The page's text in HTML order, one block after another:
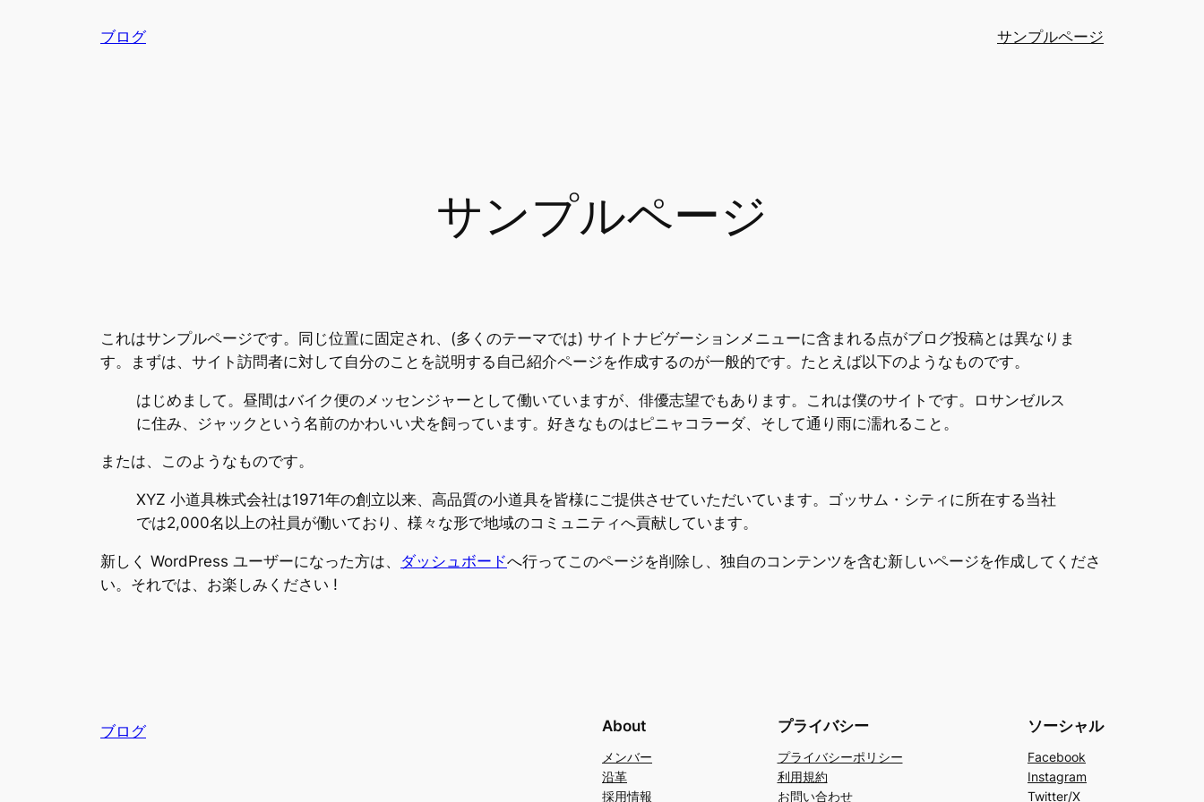
ブログ サンプルページ
サンプルページ
これはサンプルページです。同じ位置に固定され、(多くのテーマでは) サイトナビゲーションメニューに含まれる点がブログ投稿とは異なりま
す。まずは、サイト訪問者に対して自分のことを説明する自己紹介ページを作成するのが一般的です。たとえば以下のようなものです。
はじめまして。昼間はバイク便のメッセンジャーとして働いていますが、俳優志望でもあります。これは僕のサイトです。ロサンゼルス
に住み、ジャックという名前のかわいい犬を飼っています。好きなものはピニャコラーダ、そして通り雨に濡れること。
または、このようなものです。
XYZ 小道具株式会社は1971年の創立以来、高品質の小道具を皆様にご提供させていただいています。ゴッサム・シティに所在する当社
では2,000名以上の社員が働いており、様々な形で地域のコミュニティへ貢献しています。
新しく WordPress ユーザーになった方は、 ダッシュボードへ行ってこのページを削除し、独自のコンテンツを含む新しいページを作成してくださ
い。それでは、お楽しみください !
ブログ About
メンバー
沿革
採用情報
プライバシー
プライバシーポリシー
利用規約
お問い合わせ
ソーシャル
Facebook
Instagram
Twitter/X